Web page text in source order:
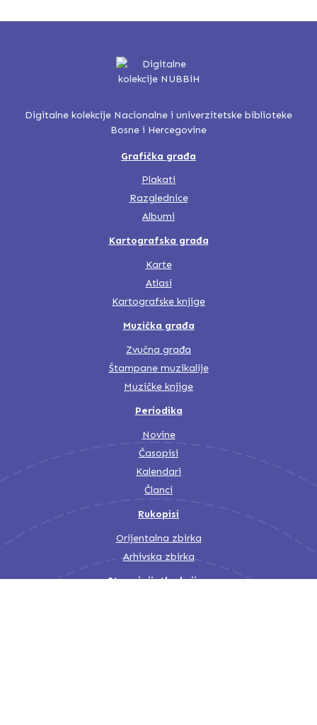
Digitalne kolekcije Nacionalne i univerzitetske biblioteke
Bosne i Hercegovine
Grafička građa
Plakati
Razglednice
Albumi
Kartografska građa
Karte
Atlasi
Kartografske knjige
Muzička građa
Zvučna građa
Štampane muzikalije
Muzičke knjige
Periodika
Novine
Časopisi
Kalendari
Članci
Rukopisi
Orijentalna zbirka
Arhivska zbirka
Stara i rijetka knjiga